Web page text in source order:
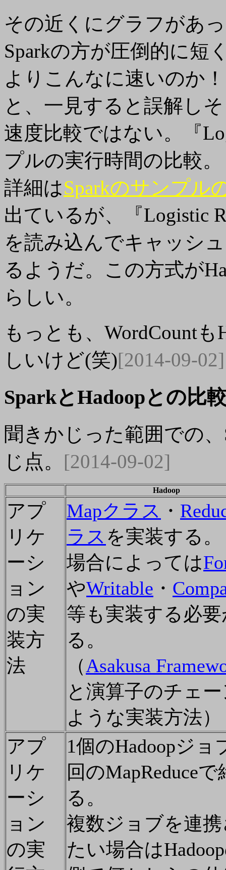
その近くにグラフがあ
Sparkの方が圧倒的に短
よりこんなに速いのか！
と、一見すると誤解し
速度比較ではない。『
プルの実行時間の比較。
詳細はSparkのサンプル
出ているが、『Logistic
を読み込んでキャッシ
るようだ。この方式が
らしい。
もっとも、WordCount
しいけど(笑)[2014-09-02]
SparkとHadoopとの比
聞きかじった範囲での、
じ点。 [2014-09-02]
Hadoop
アプ
リケ
ーシ
ョン
の実
装方
法
Mapクラス ・
ラス を実装する。
場合によっては
やWritable ・
等も実装する必
る。
（Asakusa
と演算子のチェ
ような実装方法）
アプ
リケ
ーシ
ョン
の実
1個のHadoopジョ
回のMapReduceで
る。
複数ジョブを連
たい場合は